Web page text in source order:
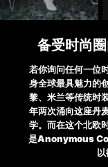
备受时尚
若你询问任何一位
身全球最具魅力的
黎、米兰等传统时
年两次涌向这座丹
学。而在这个北欧
是Anonymous